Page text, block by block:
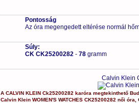
Pontosság
Az óra megengedett eltérése normál
Súly:
CK CK25200282 - 78 gramm
Calvin Klein
ACALVIN KLEIN Ck25200282 karóra megtekinthető
Calvin Klein WOMEN'S WATCHES CK25200282 női óra ,